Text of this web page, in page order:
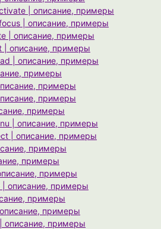
| описание, примеры
| описание, примеры
| описание, примеры
| описание, примеры
| описание, примеры
примеры
примеры
примеры
примеры
| описание, примеры
| описание, примеры
примеры
примеры
примеры
описание, примеры
примеры
примеры
описание, примеры